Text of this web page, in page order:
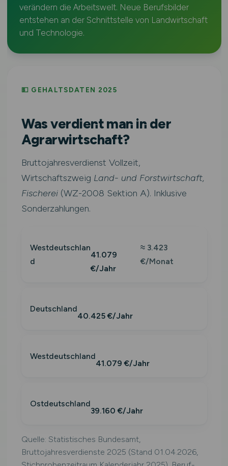
verändern die Arbeitswelt. Neue Berufsbilder
entstehen an der Schnittstelle von Landwirtschaft
und Technologie.
💵 GEHALTSDATEN 2025
Was verdient man in der
Agrarwirtschaft?
Bruttojahresverdienst Vollzeit,
Wirtschaftszweig Land- und Forstwirtschaft,
Fischerei(WZ-2008 Sektion A). Inklusive
Sonderzahlungen.
Westdeutschlan
d
41.079
€/Jahr
≈ 3.423
€/Monat
Deutschland
40.425 €/Jahr
Westdeutschland
41.079 €/Jahr
Ostdeutschland
39.160 €/Jahr
Quelle: Statistisches Bundesamt,
Bruttojahresverdienste 2025 (Stand 01.04.2026,